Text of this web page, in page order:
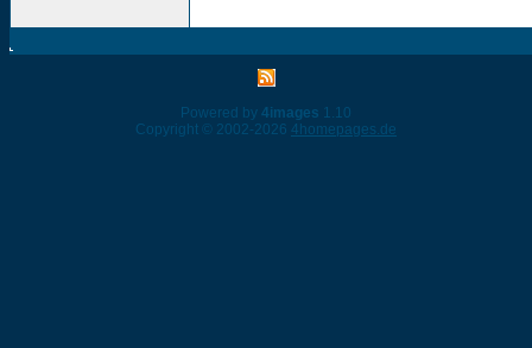
Powered by 4images 1.10
Copyright © 2002-2026 4homepages.de